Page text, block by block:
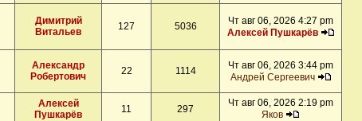
Димитрий
Витальев
127 5036
Чт авг 06, 2026 4:27 pm
Алексей Пушкарёв
Александр
Робертович
22 1114
Чт авг 06, 2026 3:44 pm
Андрей Сергеевич
Алексей
Пушкарёв
11 297
Чт авг 06, 2026 2:19 pm
Яков